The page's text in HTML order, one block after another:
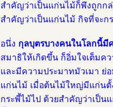
สำคัญว่าเป็นแก่นไม้ก็พึงถูกก
สำคัญว่าเป็นแก่นไม้ กิจที่จะก
อนึ่ง กุลบุตรบางคนในโลกนี้มี
สมาธิให้เกิดขึ้น ก็อิ่มใจเต็มค
และมีความประมาทมัวเมา ย่
แก่นไม้ เมื่อต้นไม้ใหญ่มีแก่นตั้
กระพี้ไม้ไป ด้วยสำคัญว่าเป็น